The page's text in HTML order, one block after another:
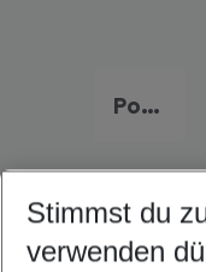
Portugal Urlaub
Quicklinks
Stimmst du
verwenden